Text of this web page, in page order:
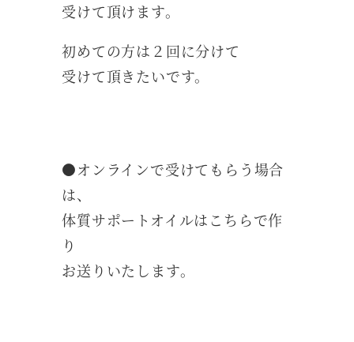
受けて頂けます。
初めての方は２回に分けて
受けて頂きたいです。
●オンラインで受けてもらう場合
は、
体質サポートオイルはこちらで作
り
お送りいたします。